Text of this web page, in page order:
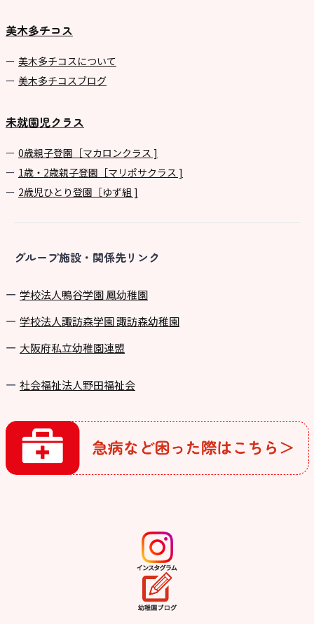
美木多チコス
美⽊多チコスについて
美⽊多チコスブログ
未就園児クラス
0歳親子登園［マカロンクラス ]
1歳・2歳親子登園［マリポサクラス ]
2歳児ひとり登園［ゆず組 ]
グループ施設・関係先リンク
学校法⼈鴨⾕学園 鳳幼稚園
学校法⼈諏訪森学園 諏訪森幼稚園
⼤阪府私⽴幼稚園連盟
社会福祉法人野田福祉会